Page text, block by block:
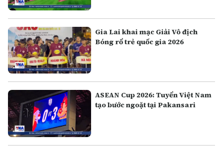
Gia Lai khai mạc Giải Vô địch
Bóng rổ trẻ quốc gia 2026
ASEAN Cup 2026: Tuyển Việt Nam
tạo bước ngoặt tại Pakansari